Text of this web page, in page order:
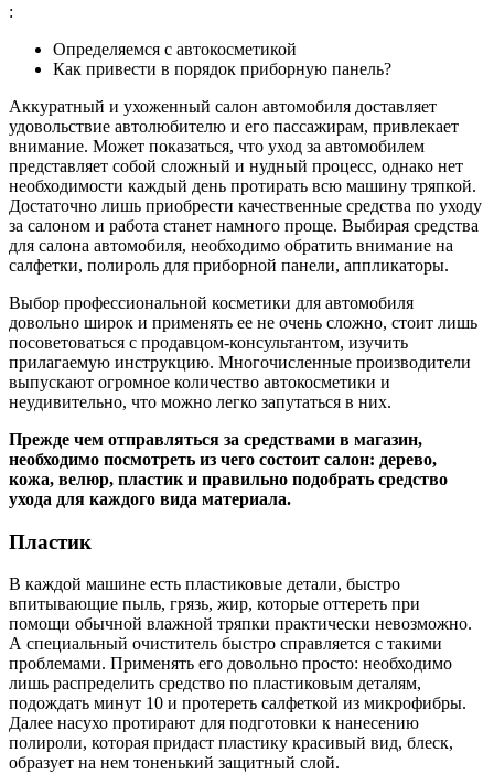
:
Определяемся с автокосметикой
Как привести в порядок приборную панель?
Аккуратный и ухоженный салон автомобиля доставляет
удовольствие автолюбителю и его пассажирам, привлекает
внимание. Может показаться, что уход за автомобилем
представляет собой сложный и нудный процесс, однако нет
необходимости каждый день протирать всю машину тряпкой.
Достаточно лишь приобрести качественные средства по уходу
за салоном и работа станет намного проще. Выбирая средства
для салона автомобиля, необходимо обратить внимание на
салфетки, полироль для приборной панели, аппликаторы.
Выбор профессиональной косметики для автомобиля
довольно широк и применять ее не очень сложно, стоит лишь
посоветоваться с продавцом-консультантом, изучить
прилагаемую инструкцию. Многочисленные производители
выпускают огромное количество автокосметики и
неудивительно, что можно легко запутаться в них.
Прежде чем отправляться за средствами в магазин,
необходимо посмотреть из чего состоит салон: дерево,
кожа, велюр, пластик и правильно подобрать средство
ухода для каждого вида материала.
Пластик
В каждой машине есть пластиковые детали, быстро
впитывающие пыль, грязь, жир, которые оттереть при
помощи обычной влажной тряпки практически невозможно.
А специальный очиститель быстро справляется с такими
проблемами. Применять его довольно просто: необходимо
лишь распределить средство по пластиковым деталям,
подождать минут 10 и протереть салфеткой из микрофибры.
Далее насухо протирают для подготовки к нанесению
полироли, которая придаст пластику красивый вид, блеск,
образует на нем тоненький защитный слой.